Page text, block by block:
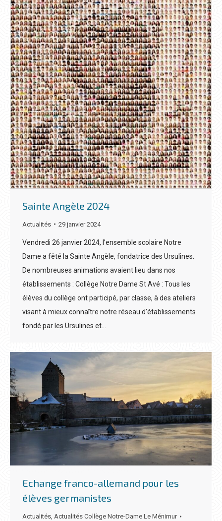
Sainte Angèle 2024
Actualités 29 janvier 2024
Vendredi 26 janvier 2024, l’ensemble scolaire Notre
Dame a fêté la Sainte Angèle, fondatrice des Ursulines.
De nombreuses animations avaient lieu dans nos
établissements : Collège Notre Dame St Avé : Tous les
élèves du collège ont participé, par classe, à des ateliers
visant à mieux connaître notre réseau d’établissements
fondé par les Ursulines et…
Echange franco-allemand pour les
élèves germanistes
Actualités, Actualités Collège Notre-Dame Le Ménimur